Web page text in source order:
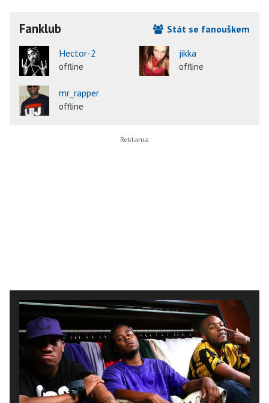
Fanklub
Stát se fanouškem
Hector-2
offline
jikka
offline
mr_rapper
offline